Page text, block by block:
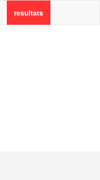
resultats